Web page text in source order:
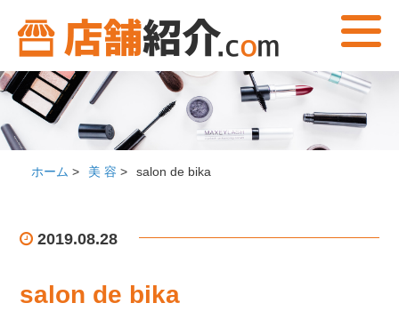
ホーム > 美 容 > salon de bika
2019.08.28
salon de bika